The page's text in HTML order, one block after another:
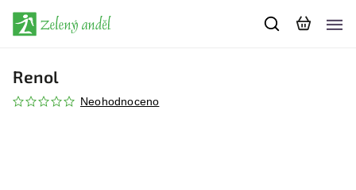
Renol
Neohodnoceno